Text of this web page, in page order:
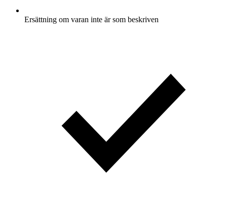
Ersättning om varan inte är som beskriven